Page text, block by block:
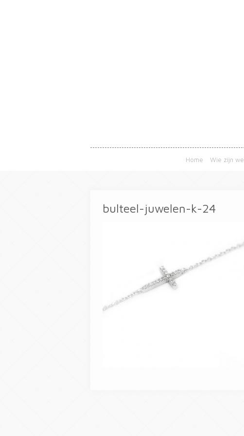
Home Wie zijn we
bulteel-juwelen-k-24